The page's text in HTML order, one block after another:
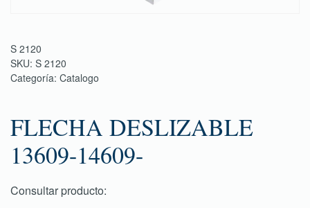
S 2120
SKU: S 2120
Categoría: Catalogo
FLECHA DESLIZABLE
13609-14609-
Consultar producto: